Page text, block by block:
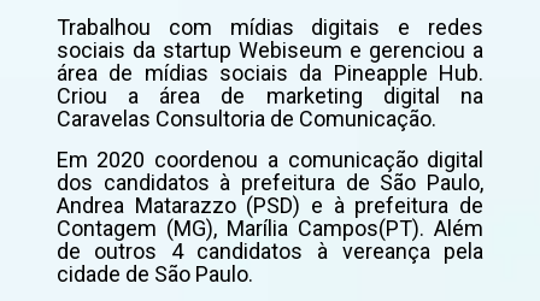
Trabalhou com mídias digitais e redes
sociais da startup Webiseum e gerenciou a
área de mídias sociais da Pineapple Hub.
Criou a área de marketing digital na
Caravelas Consultoria de Comunicação.
Em 2020 coordenou a comunicação digital
dos candidatos à prefeitura de São Paulo,
Andrea Matarazzo (PSD) e à prefeitura de
Contagem (MG), Marília Campos(PT). Além
de outros 4 candidatos à vereança pela
cidade de São Paulo.